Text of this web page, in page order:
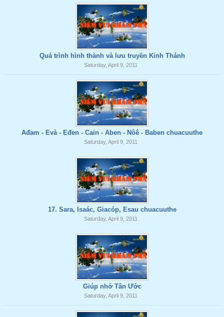
Quá trình hình thành và lưu truyền Kinh Thánh
Saturday, April 9, 2011
Ađam - Evà - Eđen - Cain - Aben - Nôê - Baben chuacuuthe
Saturday, April 9, 2011
17. Sara, Isaác, Giacóp, Esau chuacuuthe
Saturday, April 9, 2011
Giúp nhớ Tân Ước
Saturday, April 9, 2011